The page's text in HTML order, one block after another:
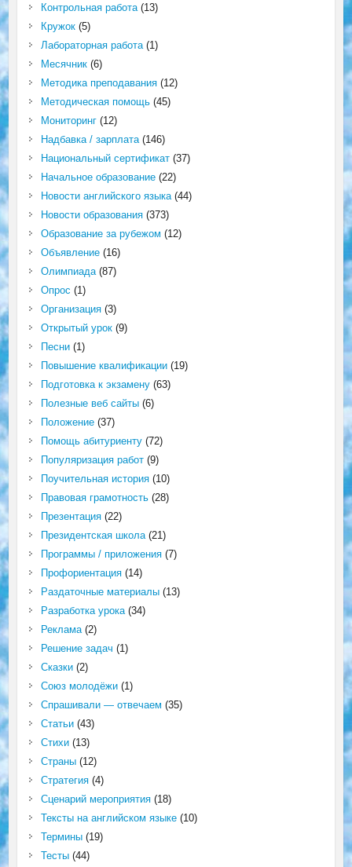
Контрольная работа(13)
Кружок(5)
Лабораторная работа(1)
Месячник(6)
Методика преподавания(12)
Методическая помощь(45)
Мониторинг(12)
Надбавка / зарплата(146)
Национальный сертификат(37)
Начальное образование(22)
Новости английского языка(44)
Новости образования(373)
Образование за рубежом (12)
Объявление(16)
Олимпиада(87)
Опрос (1)
Организация(3)
Открытый урок(9)
Песни(1)
Повышение квалификации(19)
Подготовка к экзамену(63)
Полезные веб сайты(6)
Положение(37)
Помощь абитуриенту(72)
Популяризация работ(9)
Поучительная история(10)
Правовая грамотность(28)
Презентация(22)
Президентская школа(21)
Программы / приложения(7)
Профориентация(14)
Раздаточные материалы(13)
Разработка урока(34)
Реклама(2)
Решение задач (1)
Сказки(2)
Союз молодёжи(1)
Спрашивали — отвечаем (35)
Статьи(43)
Стихи(13)
Страны(12)
Стратегия(4)
Сценарий мероприятия(18)
Тексты на английском языке(10)
Термины(19)
Тесты(44)